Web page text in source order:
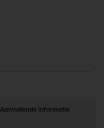
Aanvullende informatie